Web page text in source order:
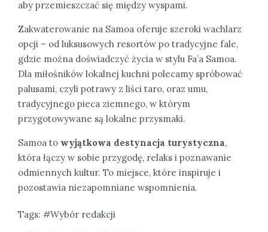
aby przemieszczać się między wyspami.
Zakwaterowanie na Samoa oferuje szeroki wachlarz
opcji – od luksusowych resortów po tradycyjne fale,
gdzie można doświadczyć życia w stylu Fa’a Samoa.
Dla miłośników lokalnej kuchni polecamy spróbować
palusami, czyli potrawy z liści taro, oraz umu,
tradycyjnego pieca ziemnego, w którym
przygotowywane są lokalne przysmaki.
Samoa to wyjątkowa destynacja turystyczna,
która łączy w sobie przygodę, relaks i poznawanie
odmiennych kultur. To miejsce, które inspiruje i
pozostawia niezapomniane wspomnienia.
Tags: Wybór redakcji